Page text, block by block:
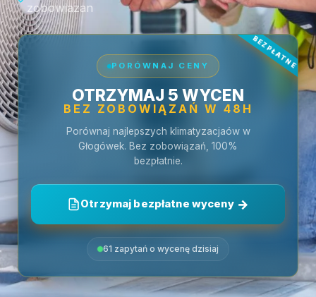
zobowiazan
PORÓWNAJ CENY
OTRZYMAJ 5 WYCEN
BEZ ZOBOWIĄZAŃ W 48H
Porównaj najlepszych klimatyzacjaów w
Głogówek. Bez zobowiązań, 100%
bezpłatnie.
Otrzymaj bezpłatne wyceny
61 zapytań o wycenę dzisiaj